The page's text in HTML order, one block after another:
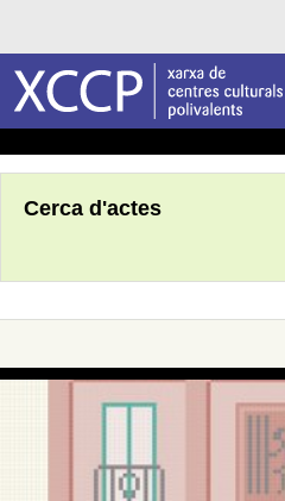
Cerca d'actes